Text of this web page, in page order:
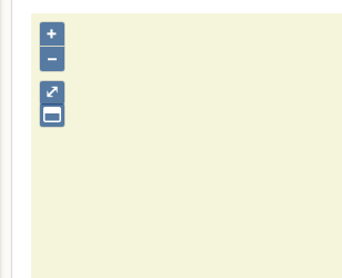
⤢
+
–